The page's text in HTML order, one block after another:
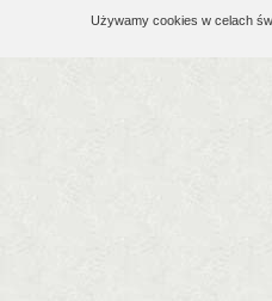
Używamy cookies w celach